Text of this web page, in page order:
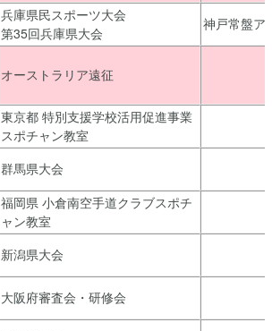
兵庫県民スポーツ大会
第35回兵庫県大会
神戸常盤ア
オーストラリア遠征
東京都 特別支援学校活用促進事業
スポチャン教室
群馬県大会
福岡県 小倉南空手道クラブスポチ
ャン教室
新潟県大会
大阪府審査会・研修会